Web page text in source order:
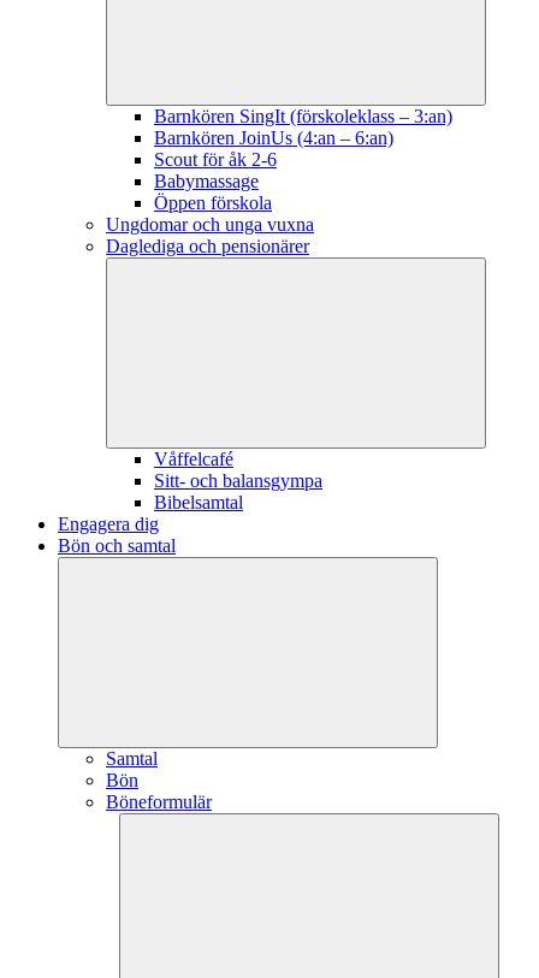
Barnkören SingIt (förskoleklass – 3:an)
Barnkören JoinUs (4:an – 6:an)
Scout för åk 2-6
Babymassage
Öppen förskola
Ungdomar och unga vuxna
Daglediga och pensionärer
Våffelcafé
Sitt- och balansgympa
Bibelsamtal
Engagera dig
Bön och samtal
Samtal
Bön
Böneformulär